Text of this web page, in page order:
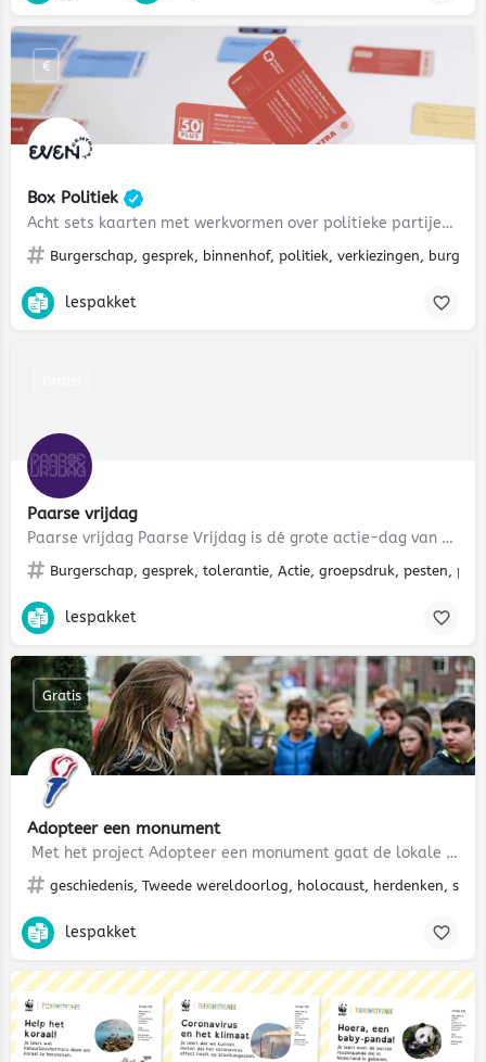
Box Politiek
Acht sets kaarten met werkvormen over politieke partijen, politieke stromingen, standpunt
Burgerschap, gesprek, binnenhof, politiek, verkiezingen,
€
lespakket
Paarse vrijdag
Paarse vrijdag Paarse Vrijdag is dé grote actie-dag van de GSA (Gender & Sexuality Alliance). Door…
Burgerschap, gesprek, tolerantie, Actie, groepsdruk, pesten,
lespakket
Adopteer een monument
Met het project Adopteer een monument gaat de lokale oorlogsgeschiedenis voor jongeren leven: ze ontdekken…
geschiedenis, Tweede wereldoorlog, holocaust, herdenken,
Gratis
lespakket
Gratis